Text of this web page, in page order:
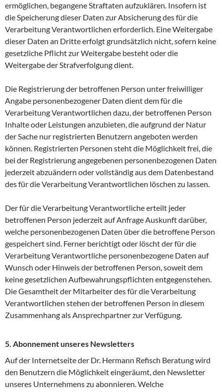
ermöglichen, begangene Straftaten aufzuklären. Insofern ist
die Speicherung dieser Daten zur Absicherung des für die
Verarbeitung Verantwortlichen erforderlich. Eine Weitergabe
dieser Daten an Dritte erfolgt grundsätzlich nicht, sofern keine
gesetzliche Pflicht zur Weitergabe besteht oder die
Weitergabe der Strafverfolgung dient.
Die Registrierung der betroffenen Person unter freiwilliger
Angabe personenbezogener Daten dient dem für die
Verarbeitung Verantwortlichen dazu, der betroffenen Person
Inhalte oder Leistungen anzubieten, die aufgrund der Natur
der Sache nur registrierten Benutzern angeboten werden
können. Registrierten Personen steht die Möglichkeit frei, die
bei der Registrierung angegebenen personenbezogenen Daten
jederzeit abzuändern oder vollständig aus dem Datenbestand
des für die Verarbeitung Verantwortlichen löschen zu lassen.
Der für die Verarbeitung Verantwortliche erteilt jeder
betroffenen Person jederzeit auf Anfrage Auskunft darüber,
welche personenbezogenen Daten über die betroffene Person
gespeichert sind. Ferner berichtigt oder löscht der für die
Verarbeitung Verantwortliche personenbezogene Daten auf
Wunsch oder Hinweis der betroffenen Person, soweit dem
keine gesetzlichen Aufbewahrungspflichten entgegenstehen.
Die Gesamtheit der Mitarbeiter des für die Verarbeitung
Verantwortlichen stehen der betroffenen Person in diesem
Zusammenhang als Ansprechpartner zur Verfügung.
5. Abonnement unseres Newsletters
Auf der Internetseite der Dr. Hermann Refisch Beratung wird
den Benutzern die Möglichkeit eingeräumt, den Newsletter
unseres Unternehmens zu abonnieren. Welche